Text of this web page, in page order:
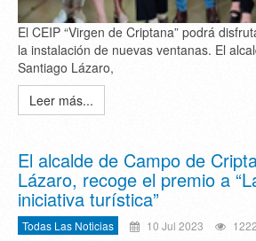
El CEIP “Virgen de Criptana” podrá
la instalación de nuevas ventanas. El
Santiago Lázaro,
Leer más...
El alcalde de Campo de
Lázaro, recoge el premio a
iniciativa turística”
Todas Las Noticias 10 Jul 2023 1222